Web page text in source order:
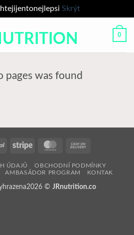
Skrýt
0
pages was found
PayPal Stripe MasterCard
Delivery
ÚDAJŮ
OBCHODNÍ PODMÍNKY
AMBASÁDOR PROGRAM KONTAK
© JRnutrition.co